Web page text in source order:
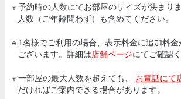
※ 予約時の人数にてお部屋のサイズが決まり
人数（ご年齢問わず）も含めてください。
※ 1名様でご利用の場合、表示料金に追加料
ございます。詳細は店舗ページにてご確認
※ 一部屋の最大人数を超えても、 お電話にて
だければご案内できる場合があります。